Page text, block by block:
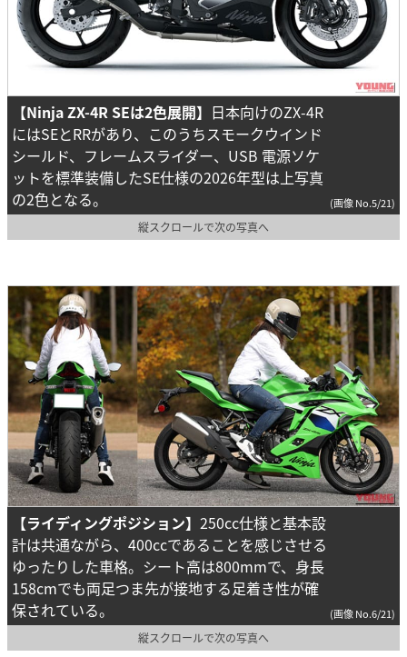
【Ninja ZX-4R SEは2色展開】 日本向けのZX-4R
にはSEとRRがあり、このうちスモークウインド
シールド、フレームスライダー、USB 電源ソケ
ットを標準装備したSE仕様の2026年型は上写真
の2色となる。
(画像 No.5/21)
縦スクロールで次の写真へ
【ライディングポジション】 250cc仕様と基本設
計は共通ながら、400ccであることを感じさせる
ゆったりした車格。シート高は800mmで、身長
158cmでも両足つま先が接地する足着き性が確
保されている。
(画像 No.6/21)
縦スクロールで次の写真へ